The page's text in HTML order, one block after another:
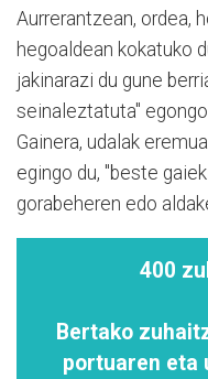
Aurrerantzean, ordea,
hegoaldean kokatuko
jakinarazi du gune
seinaleztatuta"
Gainera, udalak
egingo du, "beste
gorabeheren edo
400
Bertako
portuaren eta